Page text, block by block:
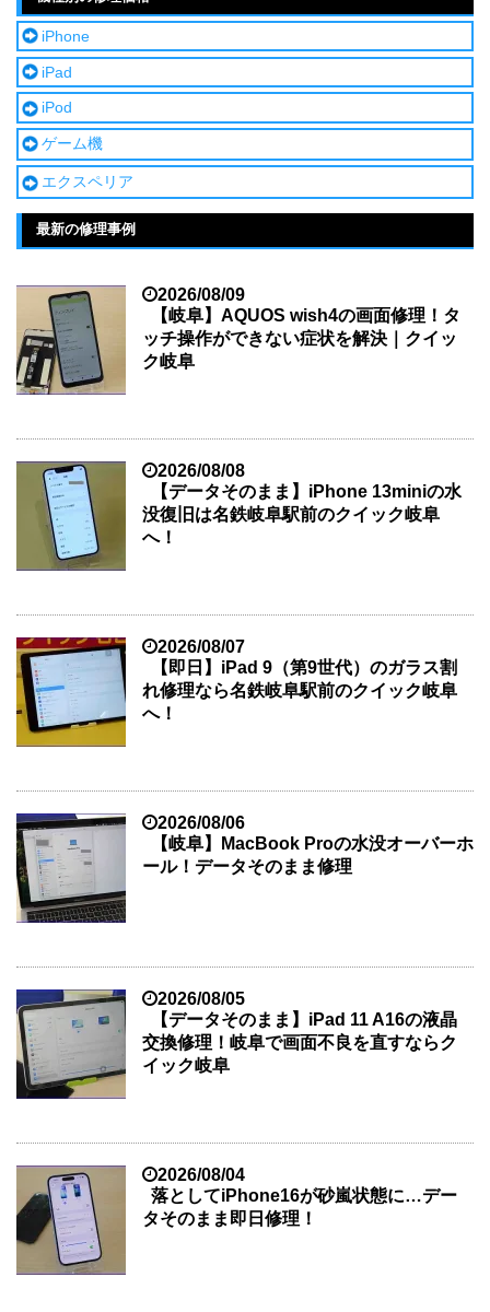
iPhone
iPad
iPod
ゲーム機
エクスペリア
最新の修理事例
2026/08/09
【岐阜】AQUOS wish4の画面修理！タ
ッチ操作ができない症状を解決｜クイッ
ク岐阜
2026/08/08
【データそのまま】iPhone 13miniの水
没復旧は名鉄岐阜駅前のクイック岐阜
へ！
2026/08/07
【即日】iPad 9（第9世代）のガラス割
れ修理なら名鉄岐阜駅前のクイック岐阜
へ！
2026/08/06
【岐阜】MacBook Proの水没オーバーホ
ール！データそのまま修理
2026/08/05
【データそのまま】iPad 11 A16の液晶
交換修理！岐阜で画面不良を直すならク
イック岐阜
2026/08/04
落としてiPhone16が砂嵐状態に…デー
タそのまま即日修理！